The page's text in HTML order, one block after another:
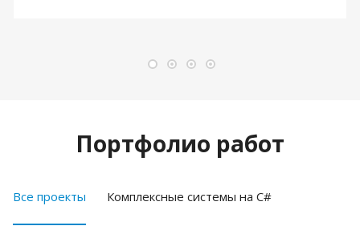
Портфолио работ
Все проекты Комплексные системы на C#